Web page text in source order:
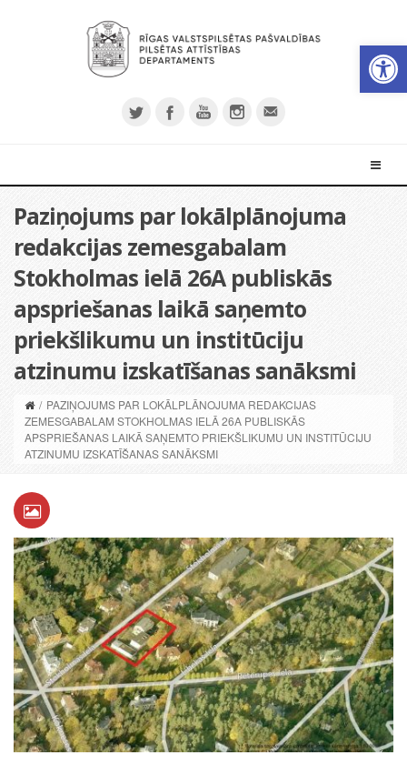
Paziņojums par lokālplānojuma
redakcijas zemesgabalam
Stokholmas ielā 26A publiskās
apspriešanas laikā saņemto
priekšlikumu un institūciju
atzinumu izskatīšanas sanāksmi
/ PAZIŅOJUMS PAR LOKĀLPLĀNOJUMA REDAKCIJAS
ZEMESGABALAM STOKHOLMAS IELĀ 26A PUBLISKĀS
APSPRIEŠANAS LAIKĀ SAŅEMTO PRIEKŠLIKUMU UN INSTITŪCIJU
ATZINUMU IZSKATĪŠANAS SANĀKSMI